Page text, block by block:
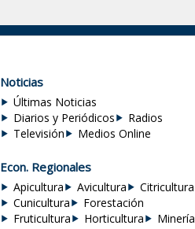
Noticias
Últimas Noticias
Diarios y Periódicos
Radios
Televisión
Medios Online
Econ. Regionales
Apicultura Avicultura
Citricultura
Cunicultura
Forestación
Fruticultura
Horticultura
Minería